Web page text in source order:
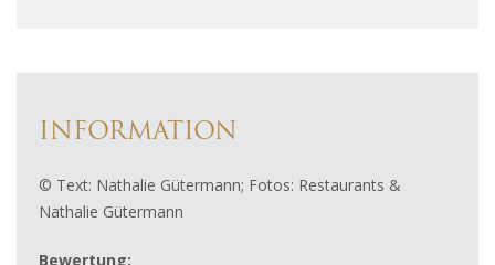
INFORMATION
© Text: Nathalie Gütermann; Fotos: Restaurants &
Nathalie Gütermann
Bewertung: